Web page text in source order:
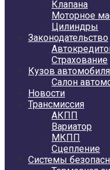
Клапана
Моторное
Цилиндры
Законодательство
Страхование
Кузов автомобиля
Салон
Новости
Трансмиссия
АКПП
Вариатор
МКПП
Сцепление
Системы